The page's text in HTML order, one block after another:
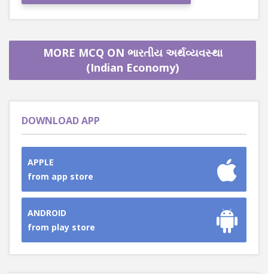
MORE MCQ ON ભારતીય અર્થવ્યવસ્થા
(Indian Economy)
DOWNLOAD APP
APPLE
from app store
ANDROID
from play store